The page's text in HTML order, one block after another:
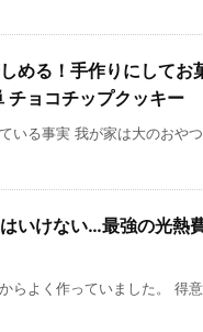
める！手作りにして
チョコチップクッキー
いる事実 我が家は大のおや
いけない…最強の光熱
らよく作っていました。 得